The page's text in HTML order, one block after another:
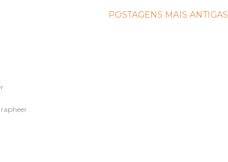
POSTAGENS MAIS ANTIGAS